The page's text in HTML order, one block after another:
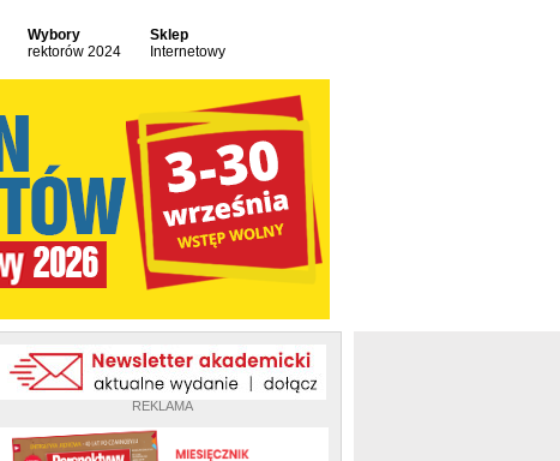
Wybory
rektorów 2024
Sklep
Internetowy
REKLAMA